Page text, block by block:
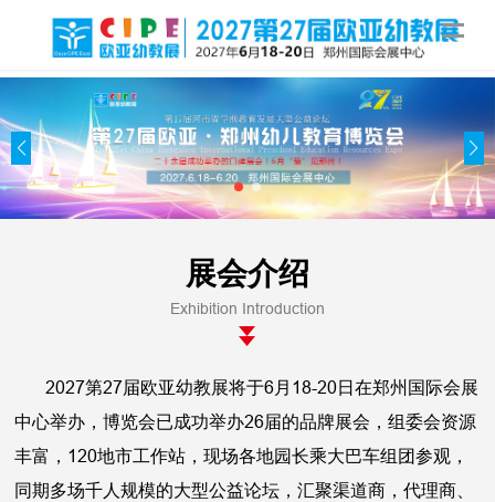
展会介绍
Exhibition Introduction
2027第27届欧亚幼教展将于6月18-20日在郑州国际会展
中心举办，博览会已成功举办26届的品牌展会，组委会资源
丰富，120地市工作站，现场各地园长乘大巴车组团参观，
同期多场千人规模的大型公益论坛，汇聚渠道商，代理商、